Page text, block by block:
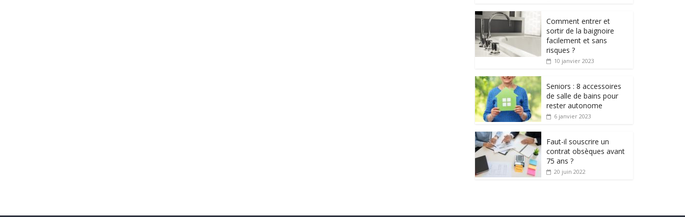
Comment entrer et
sortir de la baignoire
facilement et sans
risques ?
10 janvier 2023
Seniors : 8 accessoires
de salle de bains pour
rester autonome
6 janvier 2023
Faut-il souscrire un
contrat obsèques avant
75 ans ?
20 juin 2022